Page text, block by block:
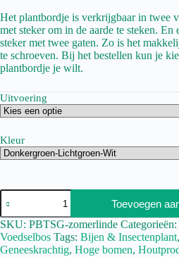
Het plantbordje is verkrijgbaar in twee
met steker om in de aarde te steken. En
steker met twee gaten. Zo is het
te schroeven. Bij het bestellen kun je
plantbordje je wilt.
Uitvoering
Kleur
Toevoegen
SKU: PBTSG-zomerlinde Categorieën:
Voedselbos Tags: Bijen & Insectenplant,
Geneeskrachtig, Hoge bomen,